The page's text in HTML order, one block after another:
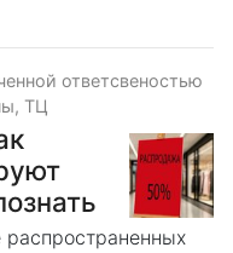
ответсвеностью
ТЦ
распространенных